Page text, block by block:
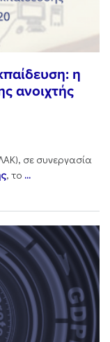
η
ανοιχτής
σε συνεργασία
, το ...